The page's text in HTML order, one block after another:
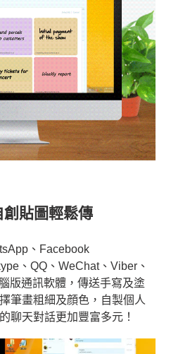
貼圖輕鬆傳
、Facebook
、QQ、WeChat、Viber、
版通訊軟體，傳送手寫及塗
筆畫粗細及顔色，自製個人
聊天對話更加豐富多元！